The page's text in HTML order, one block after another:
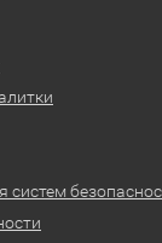
систем